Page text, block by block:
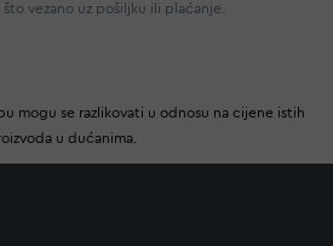
vezano uz pošiljku ili plaćanje.
mogu se razlikovati u odnosu na cijene istih
u dućanima.